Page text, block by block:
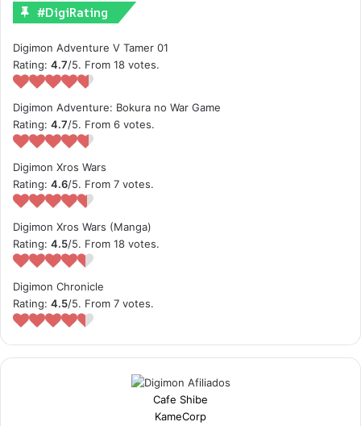
#DigiRating
Digimon Adventure V Tamer 01
Rating: 4.7/5. From 18 votes.
Digimon Adventure: Bokura no War Game
Rating: 4.7/5. From 6 votes.
Digimon Xros Wars
Rating: 4.6/5. From 7 votes.
Digimon Xros Wars (Manga)
Rating: 4.5/5. From 18 votes.
Digimon Chronicle
Rating: 4.5/5. From 7 votes.
Cafe Shibe
KameCorp